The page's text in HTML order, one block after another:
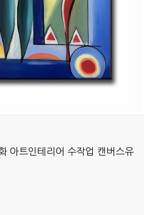
아트인테리어 수작업 캔버스유